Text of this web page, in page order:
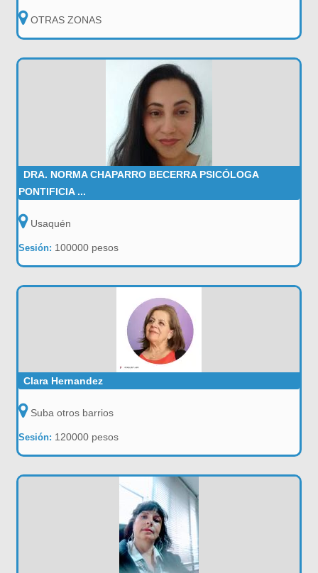
OTRAS ZONAS
DRA. NORMA CHAPARRO BECERRA PSICÓLOGA
PONTIFICIA ...
Usaquén
Sesión: 100000 pesos
Clara Hernandez
Suba otros barrios
Sesión: 120000 pesos